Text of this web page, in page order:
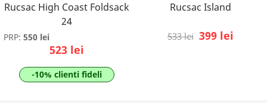
Rucsac High Coast Foldsack
24
PRP: 550 lei
523 lei
-10% clienti fideli
Rucsac Island
533 lei 399 lei